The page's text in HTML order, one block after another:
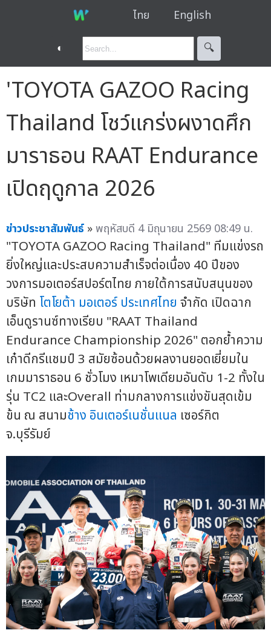
ไทย English
◐ 🔍︎
'TOYOTA GAZOO Racing
Thailand โชว์แกร่งผงาดศึก
มาราธอน RAAT Endurance
เปิดฤดูกาล 2026
ข่าวประชาสัมพันธ์ »พฤหัสบดี 4 มิถุนายน 2569 08:49 น.
"TOYOTA GAZOO Racing Thailand" ทีมแข่งรถ
ยิ่งใหญ่และประสบความสำเร็จต่อเนื่อง 40 ปีของ
วงการมอเตอร์สปอร์ตไทย ภายใต้การสนับสนุนของ
บริษัท โตโยต้า มอเตอร์ ประเทศไทย จำกัด เปิดฉาก
เอ็นดูรานซ์ทางเรียบ "RAAT Thailand
Endurance Championship 2026" ตอกย้ำความ
เก๋าดีกรีแชมป์ 3 สมัยซ้อนด้วยผลงานยอดเยี่ยมใน
เกมมาราธอน 6 ชั่วโมง เหมาโพเดียมอันดับ 1-2 ทั้งใน
รุ่น TC2 และOverall ท่ามกลางการแข่งขันสุดเข้ม
ข้น ณ สนามช้าง อินเตอร์เนชั่นแนล เซอร์กิต
จ.บุรีรัมย์